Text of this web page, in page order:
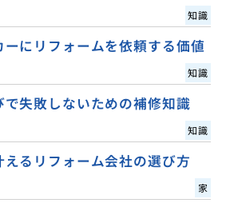
知識
にリフォームを依頼する価値
知識
失敗しないための補修知識
知識
るリフォーム会社の選び方
家